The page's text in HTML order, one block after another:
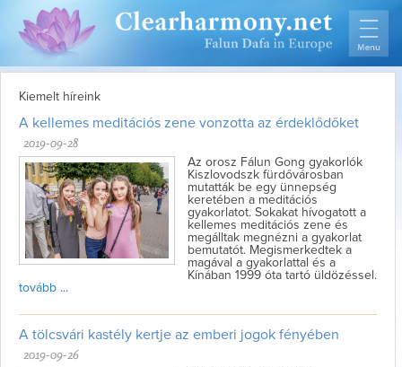
Kiemelt híreink
A kellemes meditációs zene vonzotta az érdeklődőket
2019-09-28
Az orosz Fálun Gong gyakorlók
Kiszlovodszk fürdővárosban
mutatták be egy ünnepség
keretében a meditációs
gyakorlatot. Sokakat hívogatott a
kellemes meditációs zene és
megálltak megnézni a gyakorlat
bemutatót. Megismerkedtek a
magával a gyakorlattal és a
Kínában 1999 óta tartó üldözéssel.
tovább ...
A tölcsvári kastély kertje az emberi jogok fényében
2019-09-26